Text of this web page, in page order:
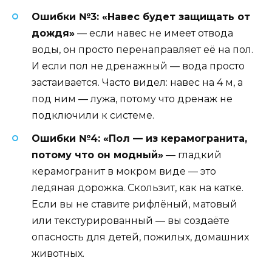
Ошибки №3: «Навес будет защищать от
дождя» — если навес не имеет отвода
воды, он просто перенаправляет её на пол.
И если пол не дренажный — вода просто
застаивается. Часто видел: навес на 4 м, а
под ним — лужа, потому что дренаж не
подключили к системе.
Ошибки №4: «Пол — из керамогранита,
потому что он модный» — гладкий
керамогранит в мокром виде — это
ледяная дорожка. Скользит, как на катке.
Если вы не ставите рифлёный, матовый
или текстурированный — вы создаёте
опасность для детей, пожилых, домашних
животных.